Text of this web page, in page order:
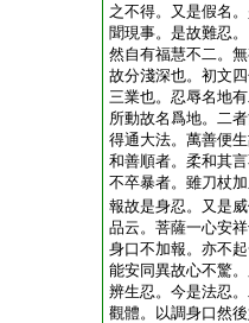
之不得。又是假名
聞現事。是故難忍
然自有福慧不二。
故分淺深也。初文
三業也。忍辱名地
所動故名爲地。二
得通大法。萬善便
和善順者。柔和其
不卒暴者。雖刀杖
報故是身忍。又是
品云。菩薩一心安
身口不加報。亦不
能安同異故心不驚
辨生忍。今是法忍
觀體。以調身口然